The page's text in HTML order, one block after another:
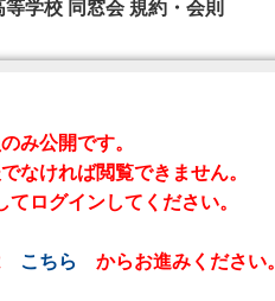
学校 同窓会 規約・会則
み公開です。
なければ閲覧できません。
ログインしてください。
こちら からお進みください。